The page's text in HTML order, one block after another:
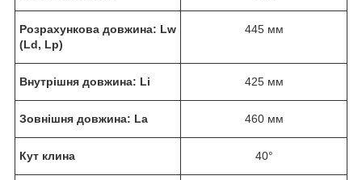
Розрахункова довжина: Lw
(Ld, Lp)
445 мм
Внутрішня довжина: Li 425 мм
Зовнішня довжина: La 460 мм
Кут клина 40°